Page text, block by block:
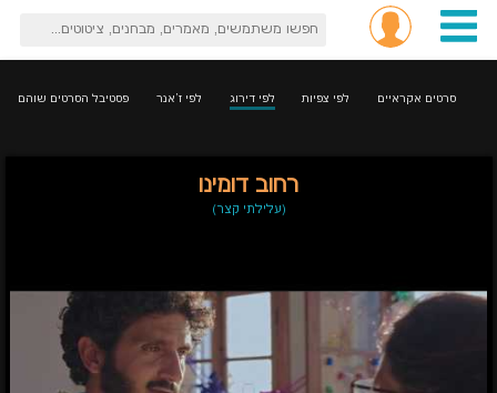
סרטים אקראיים לפי צפיות לפי דירוג לפי ז'אנר פסטיבל הסרטים שוהם
רחוב דומינו
(עלילתי קצר)